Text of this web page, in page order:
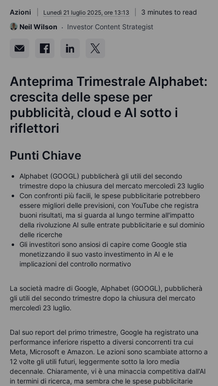
Azioni Lunedì 21 luglio 2025, ore 13:13
3 minutes to read
Neil Wilson
Investor Content Strategist
Anteprima Trimestrale Alphabet:
crescita delle spese per
pubblicità, cloud e AI sotto i
riflettori
Punti Chiave
Alphabet (GOOGL) pubblicherà gli utili del secondo
trimestre dopo la chiusura del mercato mercoledì 23 luglio
Con confronti più facili, le spese pubblicitarie potrebbero
essere migliori delle previsioni, con YouTube che registra
buoni risultati, ma si guarda al lungo termine all'impatto
della rivoluzione AI sulle entrate pubblicitarie e sul dominio
delle ricerche
Gli investitori sono ansiosi di capire come Google stia
monetizzando il suo vasto investimento in AI e le
implicazioni del controllo normativo
La società madre di Google, Alphabet (GOOGL), pubblicherà
gli utili del secondo trimestre dopo la chiusura del mercato
mercoledì 23 luglio.
Dal suo report del primo trimestre, Google ha registrato una
performance inferiore rispetto a diversi concorrenti tra cui
Meta, Microsoft e Amazon. Le azioni sono scambiate attorno a
12 volte gli utili futuri, leggermente sotto la loro media
decennale. Chiaramente, vi è una minaccia competitiva dall'AI
in termini di ricerca, ma sembra che le spese pubblicitarie